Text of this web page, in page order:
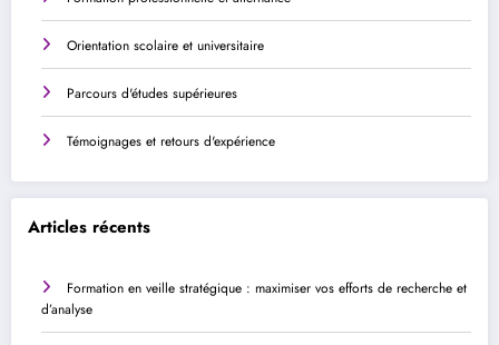
Orientation scolaire et universitaire
Parcours d'études supérieures
Témoignages et retours d'expérience
Articles récents
Formation en veille stratégique : maximiser vos efforts de recherche et
d’analyse